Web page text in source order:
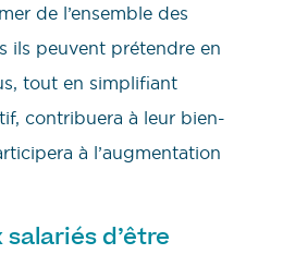
de l’ensemble des
ils peuvent prétendre en
tout en simplifiant
contribuera à leur bien-
à l’augmentation
d’être